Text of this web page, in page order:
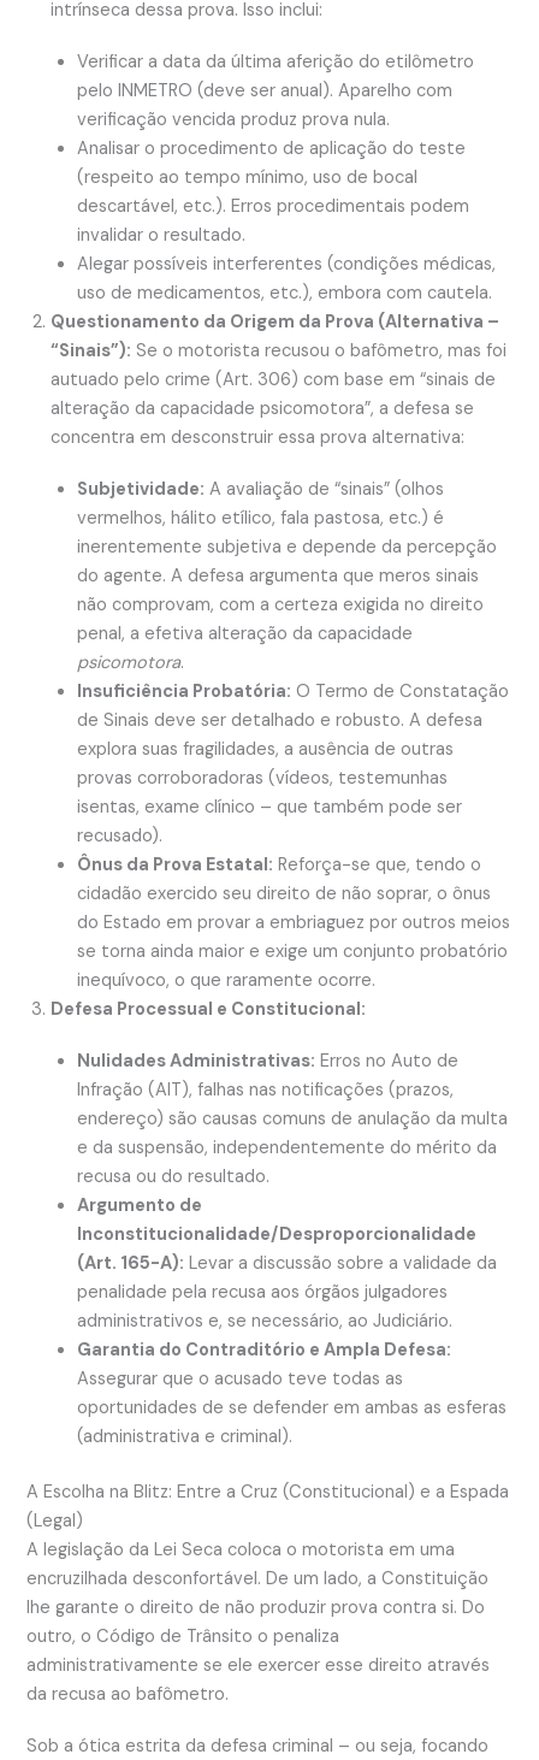
intrínseca dessa prova. Isso inclui:
Verificar a data da última aferição do etilômetro
pelo INMETRO (deve ser anual). Aparelho com
verificação vencida produz prova nula.
Analisar o procedimento de aplicação do teste
(respeito ao tempo mínimo, uso de bocal
descartável, etc.). Erros procedimentais podem
invalidar o resultado.
Alegar possíveis interferentes (condições médicas,
uso de medicamentos, etc.), embora com cautela.
Questionamento da Origem da Prova (Alternativa –
“Sinais”): Se o motorista recusou o bafômetro, mas foi
autuado pelo crime (Art. 306) com base em “sinais de
alteração da capacidade psicomotora”, a defesa se
concentra em desconstruir essa prova alternativa:
Subjetividade: A avaliação de “sinais” (olhos
vermelhos, hálito etílico, fala pastosa, etc.) é
inerentemente subjetiva e depende da percepção
do agente. A defesa argumenta que meros sinais
não comprovam, com a certeza exigida no direito
penal, a efetiva alteração da capacidade
psicomotora.
Insuficiência Probatória: O Termo de Constatação
de Sinais deve ser detalhado e robusto. A defesa
explora suas fragilidades, a ausência de outras
provas corroboradoras (vídeos, testemunhas
isentas, exame clínico – que também pode ser
recusado).
Ônus da Prova Estatal: Reforça-se que, tendo o
cidadão exercido seu direito de não soprar, o ônus
do Estado em provar a embriaguez por outros meios
se torna ainda maior e exige um conjunto probatório
inequívoco, o que raramente ocorre.
Defesa Processual e Constitucional:
Nulidades Administrativas: Erros no Auto de
Infração (AIT), falhas nas notificações (prazos,
endereço) são causas comuns de anulação da multa
e da suspensão, independentemente do mérito da
recusa ou do resultado.
Argumento de
Inconstitucionalidade/Desproporcionalidade
(Art. 165-A): Levar a discussão sobre a validade da
penalidade pela recusa aos órgãos julgadores
administrativos e, se necessário, ao Judiciário.
Garantia do Contraditório e Ampla Defesa:
Assegurar que o acusado teve todas as
oportunidades de se defender em ambas as esferas
(administrativa e criminal).
A Escolha na Blitz: Entre a Cruz (Constitucional) e a Espada
(Legal)
A legislação da Lei Seca coloca o motorista em uma
encruzilhada desconfortável. De um lado, a Constituição
lhe garante o direito de não produzir prova contra si. Do
outro, o Código de Trânsito o penaliza
administrativamente se ele exercer esse direito através
da recusa ao bafômetro.
Sob a ótica estrita da defesa criminal – ou seja, focando